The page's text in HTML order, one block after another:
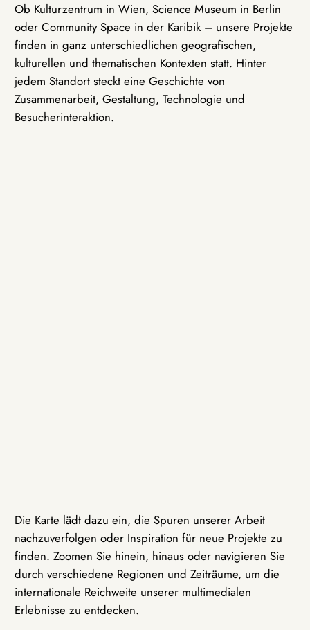
Ob Kulturzentrum in Wien, Science Museum in Berlin
oder Community Space in der Karibik – unsere Projekte
finden in ganz unterschiedlichen geografischen,
kulturellen und thematischen Kontexten statt. Hinter
jedem Standort steckt eine Geschichte von
Zusammenarbeit, Gestaltung, Technologie und
Besucherinteraktion.
Die Karte lädt dazu ein, die Spuren unserer Arbeit
nachzuverfolgen oder Inspiration für neue Projekte zu
finden. Zoomen Sie hinein, hinaus oder navigieren Sie
durch verschiedene Regionen und Zeiträume, um die
internationale Reichweite unserer multimedialen
Erlebnisse zu entdecken.